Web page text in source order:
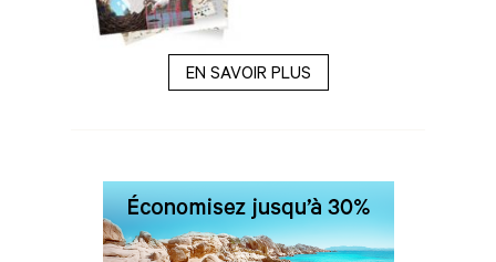
EN SAVOIR PLUS